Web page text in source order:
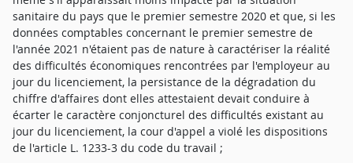
sanitaire du pays que le premier semestre 2020 et que, si les
données comptables concernant le premier semestre de
l'année 2021 n'étaient pas de nature à caractériser la réalité
des difficultés économiques rencontrées par l'employeur au
jour du licenciement, la persistance de la dégradation du
chiffre d'affaires dont elles attestaient devait conduire à
écarter le caractère conjoncturel des difficultés existant au
jour du licenciement, la cour d'appel a violé les dispositions
de l'article L. 1233-3 du code du travail ;